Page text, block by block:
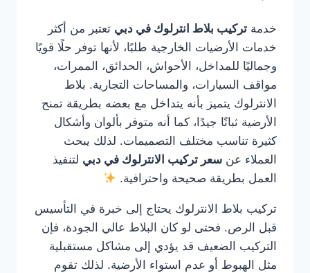
خدمة تركيب بلاط انترلوك في دبي تعتبر من أكثر
خدمات الأرضيات الخارجية طلبًا، لأنها توفر حلًا قويًا
وجماليًا للمداخل، الأحواش، الحدائق، الممرات،
مواقف السيارات، والمساحات التجارية. بلاط
الانترلوك يتميز بأنه يتداخل مع بعضه بطريقة تمنح
الأرضية ثباتًا جيدًا، كما أنه متوفر بألوان وأشكال
كثيرة تناسب مختلف التصميمات. لذلك يبحث
العملاء عن سعر تركيب الانترلوك في دبي لتنفيذ
العمل بطريقة صحيحة واحترافية.
تركيب بلاط الانترلوك يحتاج إلى خبرة في التأسيس
قبل الرص. فحتى لو كان البلاط عالي الجودة، فإن
التركيب الضعيف قد يؤدي إلى مشاكل مستقبلية
مثل الهبوط أو عدم استواء الأرضية. لذلك تقوم